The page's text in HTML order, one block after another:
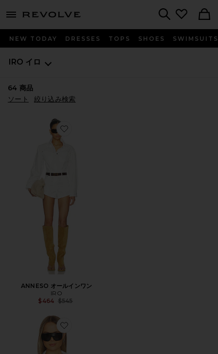
menu - shows more content
NEW TODAY DRESSES TOPS SHOES SWIMSUITS
IRO イロ
64 商品
ソート
絞り込み検索
Favorite ANNESO オールインワン
ANNESO オールインワン
IRO
$464 Previous price:
$545
Favorite ZYNIA アウターウェア